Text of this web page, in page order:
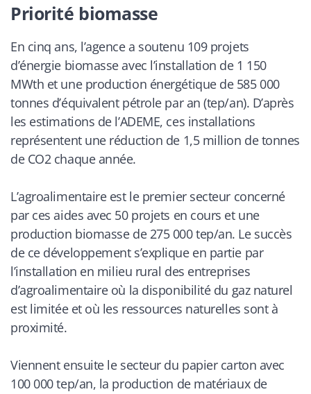
Priorité biomasse
En cinq ans, l’agence a soutenu 109 projets
d’énergie biomasse avec l’installation de 1 150
MWth et une production énergétique de 585 000
tonnes d’équivalent pétrole par an (tep/an). D’après
les estimations de l’ADEME, ces installations
représentent une réduction de 1,5 million de tonnes
de CO2 chaque année.
L’agroalimentaire est le premier secteur concerné
par ces aides avec 50 projets en cours et une
production biomasse de 275 000 tep/an. Le succès
de ce développement s’explique en partie par
l’installation en milieu rural des entreprises
d’agroalimentaire où la disponibilité du gaz naturel
est limitée et où les ressources naturelles sont à
proximité.
Viennent ensuite le secteur du papier carton avec
100 000 tep/an, la production de matériaux de